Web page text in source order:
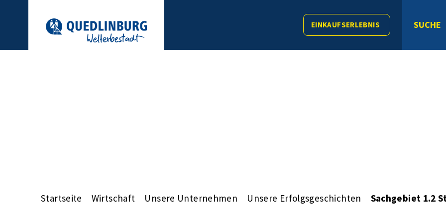
EINKAUFSERLEBNIS SUCHE
Startseite Wirtschaft Unsere Unternehmen Unsere Erfolgsgeschichten Sachgebiet 1.2